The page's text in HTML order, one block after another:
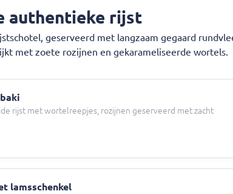
authentieke rijst
geserveerd met langzaam gegaard
met zoete rozijnen en gekarameliseerde wortels.
rijst met wortelreepjes, rozijnen geserveerd met zacht
lamsschenkel